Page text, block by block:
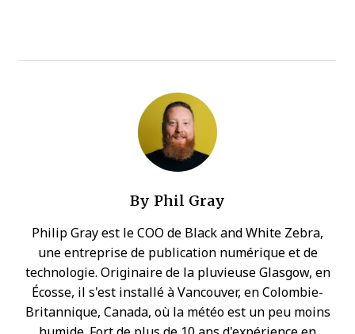
By Phil Gray
Philip Gray est le COO de Black and White Zebra,
une entreprise de publication numérique et de
technologie. Originaire de la pluvieuse Glasgow, en
Écosse, il s'est installé à Vancouver, en Colombie-
Britannique, Canada, où la météo est un peu moins